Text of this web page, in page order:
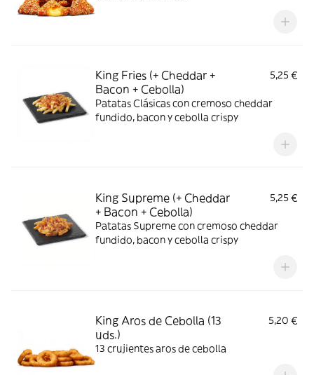
King Fries (+ Cheddar +
Bacon + Cebolla)
5,25 €
Patatas Clásicas con cremoso cheddar
fundido, bacon y cebolla crispy
King Supreme (+ Cheddar
+ Bacon + Cebolla)
5,25 €
Patatas Supreme con cremoso cheddar
fundido, bacon y cebolla crispy
King Aros de Cebolla (13
uds.)
5,20 €
13 crujientes aros de cebolla